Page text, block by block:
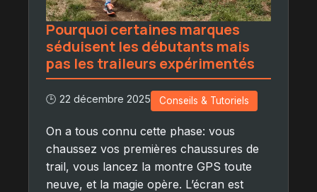
Pourquoi certaines marques
séduisent les débutants mais
pas les traileurs expérimentés
🕒 22 décembre 2025 Conseils & Tutoriels
On a tous connu cette phase: vous
chaussez vos premières chaussures de
trail, vous lancez la montre GPS toute
neuve, et la magie opère. L’écran est